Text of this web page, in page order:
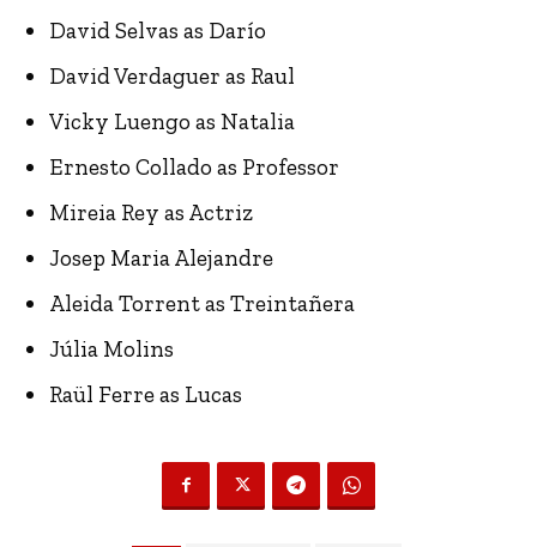
David Selvas as Darío
David Verdaguer as Raul
Vicky Luengo as Natalia
Ernesto Collado as Professor
Mireia Rey as Actriz
Josep Maria Alejandre
Aleida Torrent as Treintañera
Júlia Molins
Raül Ferre as Lucas